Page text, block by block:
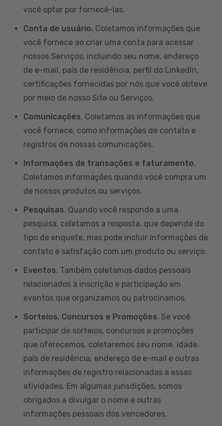
você optar por fornecê-las.
Conta de usuário. Coletamos informações que
você fornece ao criar uma conta para acessar
nossos Serviços, incluindo seu nome, endereço
de e-mail, país de residência, perfil do LinkedIn,
certificações fornecidas por nós que você obteve
por meio de nosso Site ou Serviços.
Comunicações. Coletamos as informações que
você fornece, como informações de contato e
registros de nossas comunicações.
Informações de transações e faturamento.
Coletamos informações quando você compra um
de nossos produtos ou serviços.
Pesquisas. Quando você responde a uma
pesquisa, coletamos a resposta, que depende do
tipo de enquete, mas pode incluir informações de
contato e satisfação com um produto ou serviço.
Eventos. Também coletamos dados pessoais
relacionados à inscrição e participação em
eventos que organizamos ou patrocinamos.
Sorteios, Concursos e Promoções. Se você
participar de sorteios, concursos e promoções
que oferecemos, coletaremos seu nome, idade,
país de residência, endereço de e-mail e outras
informações de registro relacionadas a essas
atividades. Em algumas jurisdições, somos
obrigados a divulgar o nome e outras
informações pessoais dos vencedores.